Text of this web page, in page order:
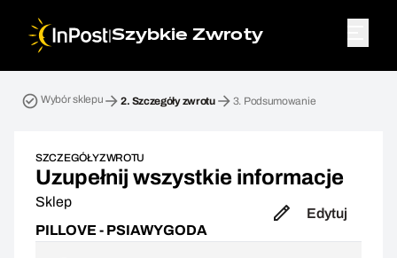
|Szybkie Zwroty
Wybór sklepu 2. Szczegóły zwrotu 3. Podsumowanie
SZCZEGÓŁY ZWROTU
Uzupełnij wszystkie informacje
Sklep
PILLOVE - PSIAWYGODA
Edytuj